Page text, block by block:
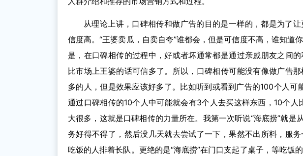
从理论上讲，口碑相传和做广告的目的是一样的，都是为了
信度高。“王婆卖瓜，自卖自夸”谁都会，但是可信度不高，谁知道
是，在口碑相传的过程中，好或者坏通常都是通过亲戚朋友之间
比市场上王婆的话可信多了。所以，口碑相传可能没有像做广告
多的人，但是效果应该好多了。比如听到或看到广告的100个人可
通过口碑相传的10个人中可能就会有3个人去买这样东西，10个人
大很多，这就是口碑相传的力量所在。我第一次听说“海底捞”就是
务好得不得了，然后没几天就去尝试了一下，果然不出所料，服
吃饭的人排着长队。更绝的是“海底捞”在门口支起了桌子，等吃饭